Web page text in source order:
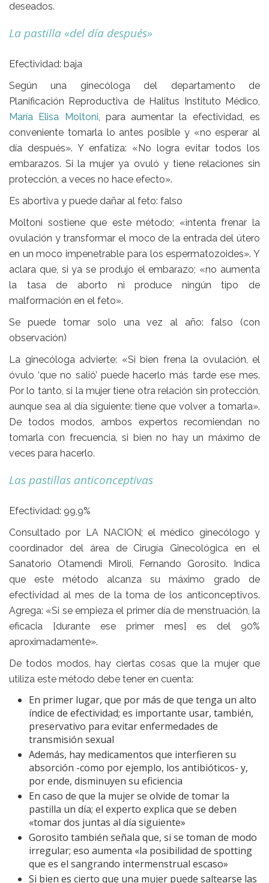
deseados.
La pastilla «del día después»
Efectividad: baja
Según una ginecóloga del departamento de
Planificación Reproductiva de Halitus Instituto Médico,
María Elisa Moltoni, para aumentar la efectividad, es
conveniente tomarla lo antes posible y «no esperar al
día después». Y enfatiza: «No logra evitar todos los
embarazos. Si la mujer ya ovuló y tiene relaciones sin
protección, a veces no hace efecto».
Es abortiva y puede dañar al feto: falso
Moltoni sostiene que este método; «intenta frenar la
ovulación y transformar el moco de la entrada del útero
en un moco impenetrable para los espermatozoides». Y
aclara que, si ya se produjo el embarazo; «no aumenta
la tasa de aborto ni produce ningún tipo de
malformación en el feto».
Se puede tomar solo una vez al año: falso (con
observación)
La ginecóloga advierte: «Si bien frena la ovulación, el
óvulo ‘que no salió’ puede hacerlo más tarde ese mes.
Por lo tanto, si la mujer tiene otra relación sin protección,
aunque sea al día siguiente; tiene que volver a tomarla».
De todos modos, ambos expertos recomiendan no
tomarla con frecuencia, si bien no hay un máximo de
veces para hacerlo.
Las pastillas anticonceptivas
Efectividad: 99,9%
Consultado por LA NACION; el médico ginecólogo y
coordinador del área de Cirugía Ginecológica en el
Sanatorio Otamendi Miroli, Fernando Gorosito. Indica
que este método alcanza su máximo grado de
efectividad al mes de la toma de los anticonceptivos.
Agrega: «Si se empieza el primer día de menstruación, la
eficacia [durante ese primer mes] es del 90%
aproximadamente».
De todos modos, hay ciertas cosas que la mujer que
utiliza este método debe tener en cuenta:
En primer lugar, que por más de que tenga un alto
índice de efectividad; es importante usar, también,
preservativo para evitar enfermedades de
transmisión sexual
Además, hay medicamentos que interfieren su
absorción -como por ejemplo, los antibióticos- y,
por ende, disminuyen su eficiencia
En caso de que la mujer se olvide de tomar la
pastilla un día; el experto explica que se deben
«tomar dos juntas al día siguiente»
Gorosito también señala que, si se toman de modo
irregular; eso aumenta «la posibilidad de spotting
que es el sangrando intermenstrual escaso»
Si bien es cierto que una mujer puede saltearse las